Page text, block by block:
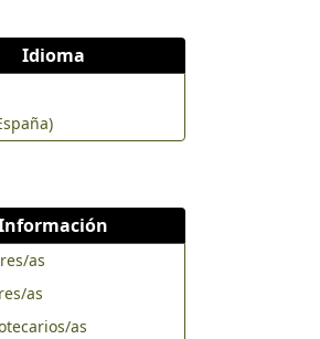
Idioma
as
as
as